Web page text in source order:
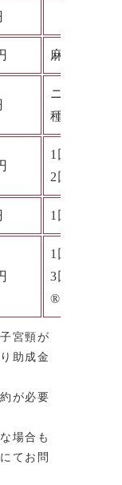
麻しんと
ニューモ
種が必要
1回につき
2回接種が
1回につき
1回につ
3回接種が
®（９価）
宮頸が
助成金
が必要
場合も
てお問